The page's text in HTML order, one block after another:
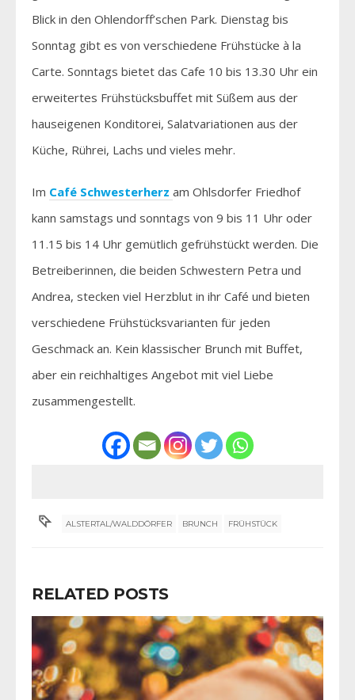
Blick in den Ohlendorff’schen Park. Dienstag bis
Sonntag gibt es von verschiedene Frühstücke à la
Carte. Sonntags bietet das Cafe 10 bis 13.30 Uhr ein
erweitertes Frühstücksbuffet mit Süßem aus der
hauseigenen Konditorei, Salatvariationen aus der
Küche, Rührei, Lachs und vieles mehr.
Im Café Schwesterherz am Ohlsdorfer Friedhof
kann samstags und sonntags von 9 bis 11 Uhr oder
11.15 bis 14 Uhr gemütlich gefrühstückt werden. Die
Betreiberinnen, die beiden Schwestern Petra und
Andrea, stecken viel Herzblut in ihr Café und bieten
verschiedene Frühstücksvarianten für jeden
Geschmack an. Kein klassischer Brunch mit Buffet,
aber ein reichhaltiges Angebot mit viel Liebe
zusammengestellt.
ALSTERTAL/WALDDÖRFER BRUNCH FRÜHSTÜCK
RELATED POSTS